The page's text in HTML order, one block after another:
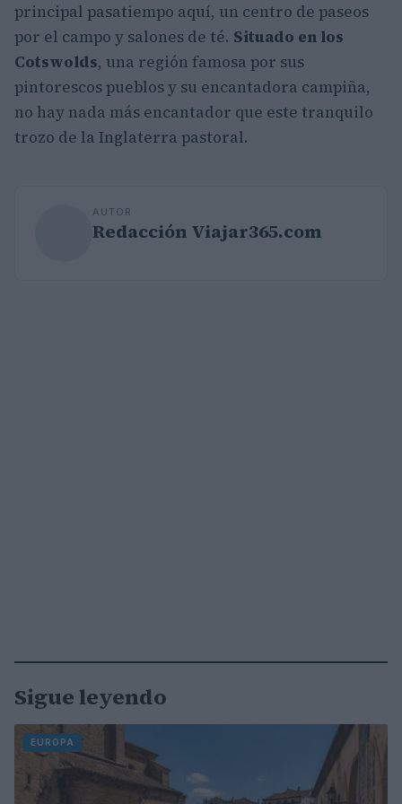
principal pasatiempo aquí, un centro de paseos
por el campo y salones de té. Situado en los
Cotswolds, una región famosa por sus
pintorescos pueblos y su encantadora campiña,
no hay nada más encantador que este tranquilo
trozo de la Inglaterra pastoral.
AUTOR
Redacción Viajar365.com
Sigue leyendo
EUROPA